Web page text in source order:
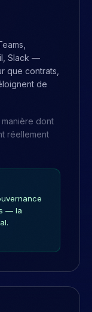
Slack —
que contrats,
de
dont
réellement
— la